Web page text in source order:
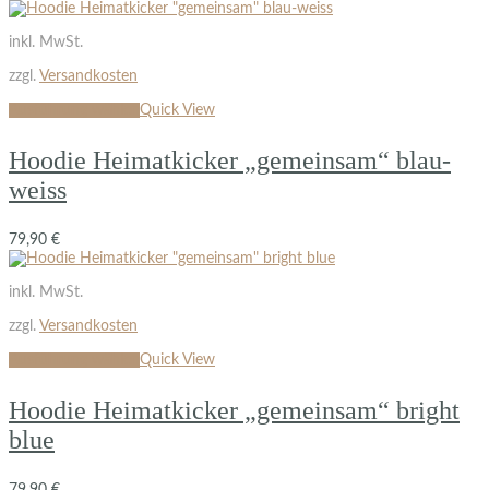
inkl. MwSt.
zzgl. Versandkosten
Quick View
Hoodie Heimatkicker „gemeinsam“ blau-
weiss
79,90 €
inkl. MwSt.
zzgl. Versandkosten
Quick View
Hoodie Heimatkicker „gemeinsam“ bright
blue